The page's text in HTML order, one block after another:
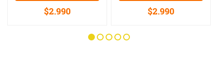
$2.990 $2.990